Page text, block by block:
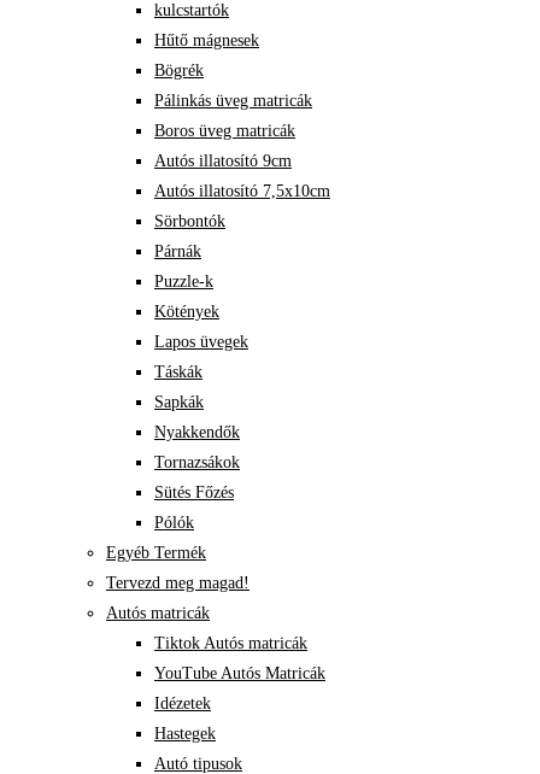
kulcstartók
Hűtő mágnesek
Bögrék
Pálinkás üveg matricák
Boros üveg matricák
Autós illatosító 9cm
Autós illatosító 7,5x10cm
Sörbontók
Párnák
Puzzle-k
Kötények
Lapos üvegek
Táskák
Sapkák
Nyakkendők
Tornazsákok
Sütés Főzés
Pólók
Egyéb Termék
Tervezd meg magad!
Autós matricák
Tiktok Autós matricák
YouTube Autós Matricák
Idézetek
Hastegek
Autó tipusok